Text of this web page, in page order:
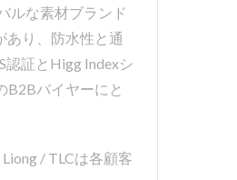
ルな素材ブランド
あり、防水性と通
認証とHigg Indexシ
B2Bバイヤーにと
/ TLCは各顧客